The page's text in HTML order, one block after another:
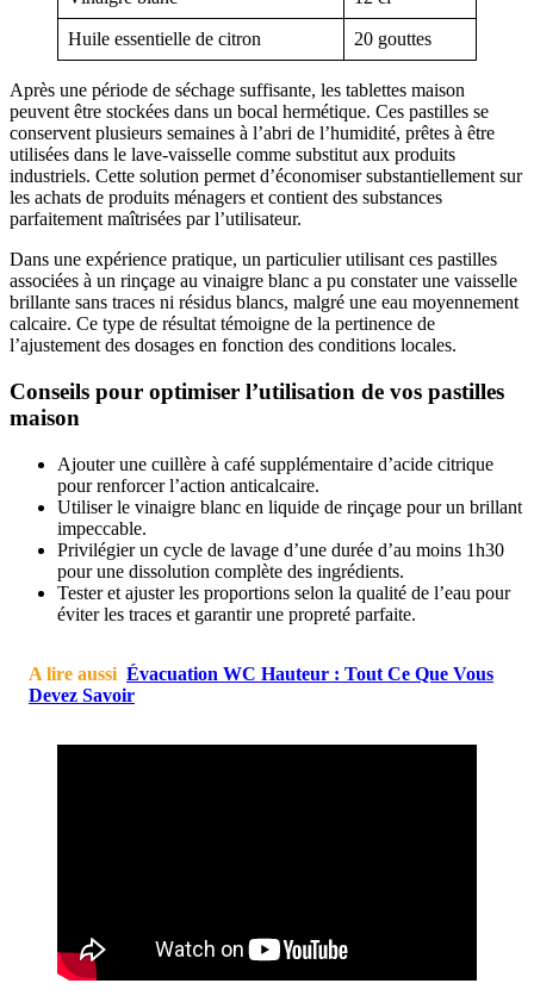
Huile essentielle de citron 20 gouttes
Après une période de séchage suffisante, les tablettes maison
peuvent être stockées dans un bocal hermétique. Ces pastilles se
conservent plusieurs semaines à l’abri de l’humidité, prêtes à être
utilisées dans le lave-vaisselle comme substitut aux produits
industriels. Cette solution permet d’économiser substantiellement sur
les achats de produits ménagers et contient des substances
parfaitement maîtrisées par l’utilisateur.
Dans une expérience pratique, un particulier utilisant ces pastilles
associées à un rinçage au vinaigre blanc a pu constater une vaisselle
brillante sans traces ni résidus blancs, malgré une eau moyennement
calcaire. Ce type de résultat témoigne de la pertinence de
l’ajustement des dosages en fonction des conditions locales.
Conseils pour optimiser l’utilisation de vos pastilles
maison
Ajouter une cuillère à café supplémentaire d’acide citrique
pour renforcer l’action anticalcaire.
Utiliser le vinaigre blanc en liquide de rinçage pour un brillant
impeccable.
Privilégier un cycle de lavage d’une durée d’au moins 1h30
pour une dissolution complète des ingrédients.
Tester et ajuster les proportions selon la qualité de l’eau pour
éviter les traces et garantir une propreté parfaite.
A lire aussi Évacuation WC Hauteur : Tout Ce Que Vous
Devez Savoir